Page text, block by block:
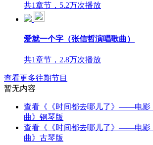
共1章节，5.2万次播放
爱就一个字（张信哲演唱歌曲）
共1章节，2.8万次播放
查看更多往期节目
暂无内容
查看《《时间都去哪儿了》——电影
曲》钢琴版
查看《《时间都去哪儿了》——电影
曲》古琴版